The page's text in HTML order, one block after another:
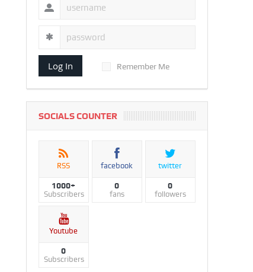
Log In Remember Me
SOCIALS COUNTER
RSS
1000+
Subscribers
facebook
0
fans
twitter
0
followers
Youtube
0
Subscribers